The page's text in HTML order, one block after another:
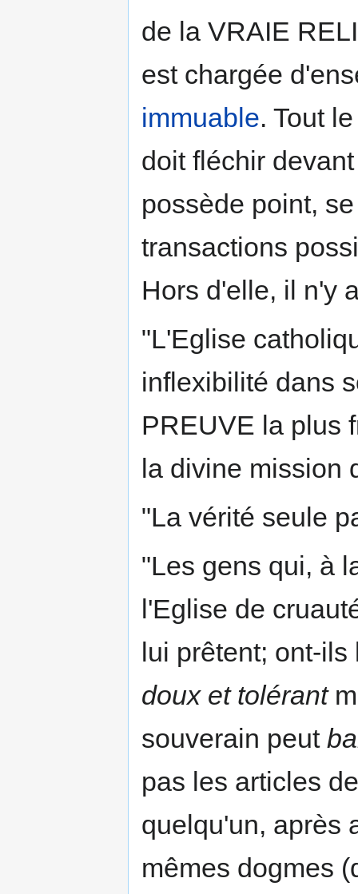
de la VRAIE
est chargée
immuable. Tout
doit fléchir
possède point,
transactions
Hors d'elle, il n'y
"L'Eglise
inflexibilité dans
PREUVE la plus
la divine mission
"La vérité seule
"Les gens qui, à
l'Eglise de
lui prêtent; ont-
doux et tolérant
souverain peut
pas les articles
quelqu'un, après
mêmes dogmes